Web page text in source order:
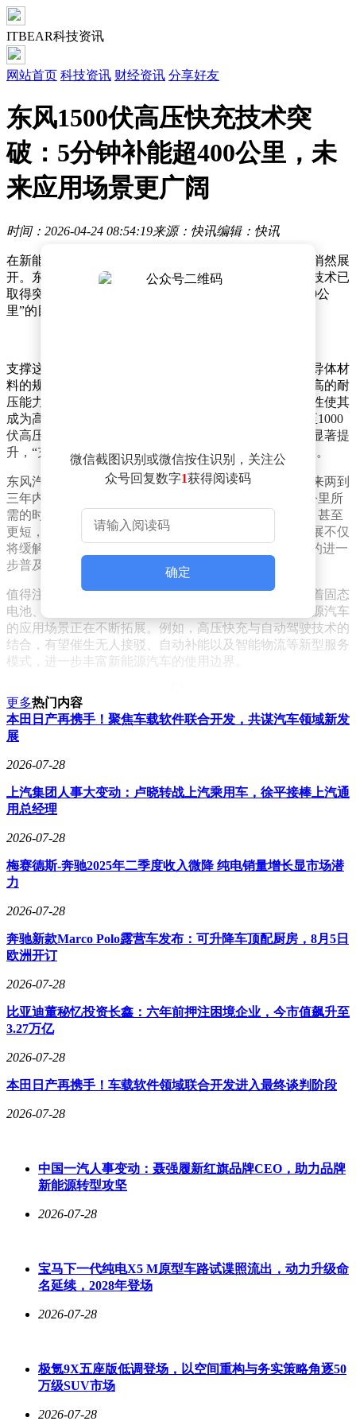
ITBEAR科技资讯
网站首页 科技资讯 财经资讯 分享好友
东风1500伏高压快充技术突
破：5分钟补能超400公里，未
来应用场景更广阔
时间：2026-04-24 08:54:19来源：快讯编辑：快讯
在新能源汽车领域，一场关于补能效率的技术革新正在悄然展
开。东风汽车近日宣布，其自主研发的1500伏高压快充技术已
取得突破性进展，未来有望实现“充电5分钟，续航超400公
里”的目标，这一成果或将彻底改变用户的充电体验。
支撑这一技术突破的核心，是碳化硅等第三代化合物半导体材
料的规模化应用。与传统硅基器件相比，碳化硅具有更高的耐
压能力、更低的能量损耗以及更高的转换效率，这些特性使其
成为高压快充平台的关键支撑。近年来，随着800伏乃至1000
伏高压快充技术的逐步落地，新能源汽车的补能效率已显著提
升，“充电10分钟，续航400公里”正从技术设想变为现实。
东风汽车研发团队透露，1500伏高压快充技术有望在未来两到
三年内实现商业化应用。该技术若成功落地，补能400公里所
需的时间将从目前的10余分钟进一步压缩至5分钟以内，甚至
更短，从而大幅缩小与燃油车加油体验的差距。这一进展不仅
将缓解用户的“里程焦虑”，更可能推动新能源汽车市场的进一
步普及。
值得注意的是，高压快充技术的突破并非孤立事件。随着固态
电池、智能驾驶以及智慧交通等技术的协同发展，新能源汽车
的应用场景正在不断拓展。例如，高压快充与自动驾驶技术的
结合，有望催生无人接驳、自动补能以及智能物流等新型服务
模式，进一步丰富新能源汽车的使用边界。
在九峰山论坛上，东风汽车展示了其技术成果的实际应用场
景：未来，用户驾车前往商场时，车辆可在电梯口自动驶离，
人工干预。这一场景的落地，不仅依赖高压快充技术的突破，
更需要车规级传感器、智能导航以及车路协同等技术的综合支
持。
目前，东风汽车已将1500伏高压快充技术列为重点研发方向，
程。随着相关标准的逐步完善和基础设施的配套建设，高压快
充技术有望成为新能源汽车行业的新标杆，为全球能源转型贡
微信截图识别或微信按住识别，关注公
众号回复数字1获得阅读码
确定
更多热门内容
本田日产再携手！聚焦车载软件联合开发，共谋汽车领域新发
展
2026-07-28
上汽集团人事大变动：卢晓转战上汽乘用车，徐平接棒上汽通
用总经理
2026-07-28
梅赛德斯-奔驰2025年二季度收入微降 纯电销量增长显市场潜
力
2026-07-28
奔驰新款Marco Polo露营车发布：可升降车顶配厨房，8月5日
欧洲开订
2026-07-28
比亚迪董秘忆投资长鑫：六年前押注困境企业，今市值飙升至
3.27万亿
2026-07-28
本田日产再携手！车载软件领域联合开发进入最终谈判阶段
2026-07-28
中国一汽人事变动：聂强履新红旗品牌CEO，助力品牌
新能源转型攻坚
2026-07-28
宝马下一代纯电X5 M原型车路试谍照流出，动力升级命
名延续，2028年登场
2026-07-28
极氪9X五座版低调登场，以空间重构与务实策略角逐50
万级SUV市场
2026-07-28